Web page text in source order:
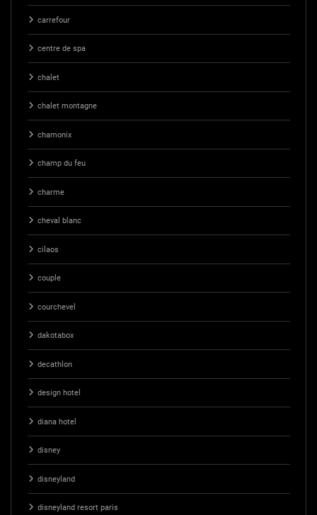
carrefour
centre de spa
chalet
chalet montagne
chamonix
champ du feu
charme
cheval blanc
cilaos
couple
courchevel
dakotabox
decathlon
design hotel
diana hotel
disney
disneyland
disneyland resort paris